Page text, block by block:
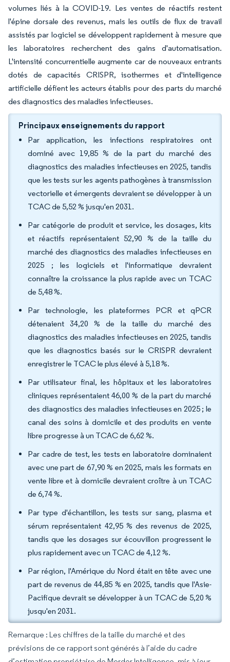
volumes liés à la COVID-19. Les ventes de réactifs restent
l'épine dorsale des revenus, mais les outils de flux de travail
assistés par logiciel se développent rapidement à mesure que
les laboratoires recherchent des gains d'automatisation.
L'intensité concurrentielle augmente car de nouveaux entrants
dotés de capacités CRISPR, isothermes et d'intelligence
artificielle défient les acteurs établis pour des parts du marché
des diagnostics des maladies infectieuses.
Principaux enseignements du rapport
Par application, les infections respiratoires ont
dominé avec 19,85 % de la part du marché des
diagnostics des maladies infectieuses en 2025, tandis
que les tests sur les agents pathogènes à transmission
vectorielle et émergents devraient se développer à un
TCAC de 5,52 % jusqu'en 2031.
Par catégorie de produit et service, les dosages, kits
et réactifs représentaient 52,90 % de la taille du
marché des diagnostics des maladies infectieuses en
2025 ; les logiciels et l'informatique devraient
connaître la croissance la plus rapide avec un TCAC
de 5,48 %.
Par technologie, les plateformes PCR et qPCR
détenaient 34,20 % de la taille du marché des
diagnostics des maladies infectieuses en 2025, tandis
que les diagnostics basés sur le CRISPR devraient
enregistrer le TCAC le plus élevé à 5,18 %.
Par utilisateur final, les hôpitaux et les laboratoires
cliniques représentaient 46,00 % de la part du marché
des diagnostics des maladies infectieuses en 2025 ; le
canal des soins à domicile et des produits en vente
libre progresse à un TCAC de 6,62 %.
Par cadre de test, les tests en laboratoire dominaient
avec une part de 67,90 % en 2025, mais les formats en
vente libre et à domicile devraient croître à un TCAC
de 6,74 %.
Par type d'échantillon, les tests sur sang, plasma et
sérum représentaient 42,95 % des revenus de 2025,
tandis que les dosages sur écouvillon progressent le
plus rapidement avec un TCAC de 4,12 %.
Par région, l'Amérique du Nord était en tête avec une
part de revenus de 44,85 % en 2025, tandis que l'Asie-
Pacifique devrait se développer à un TCAC de 5,20 %
jusqu'en 2031.
Remarque : Les chiffres de la taille du marché et des
prévisions de ce rapport sont générés à l’aide du cadre